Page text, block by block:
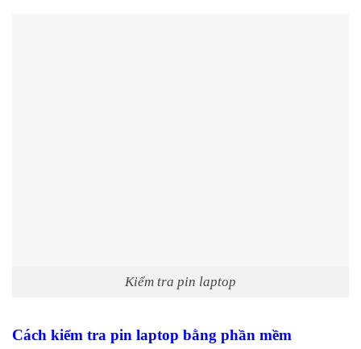
Kiểm tra pin laptop
Cách kiểm tra pin laptop bằng phần mềm